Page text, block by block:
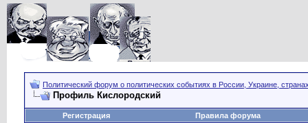
Политический форум о политических событиях в России, Украине,
Профиль Кислородский
Регистрация Правила форума